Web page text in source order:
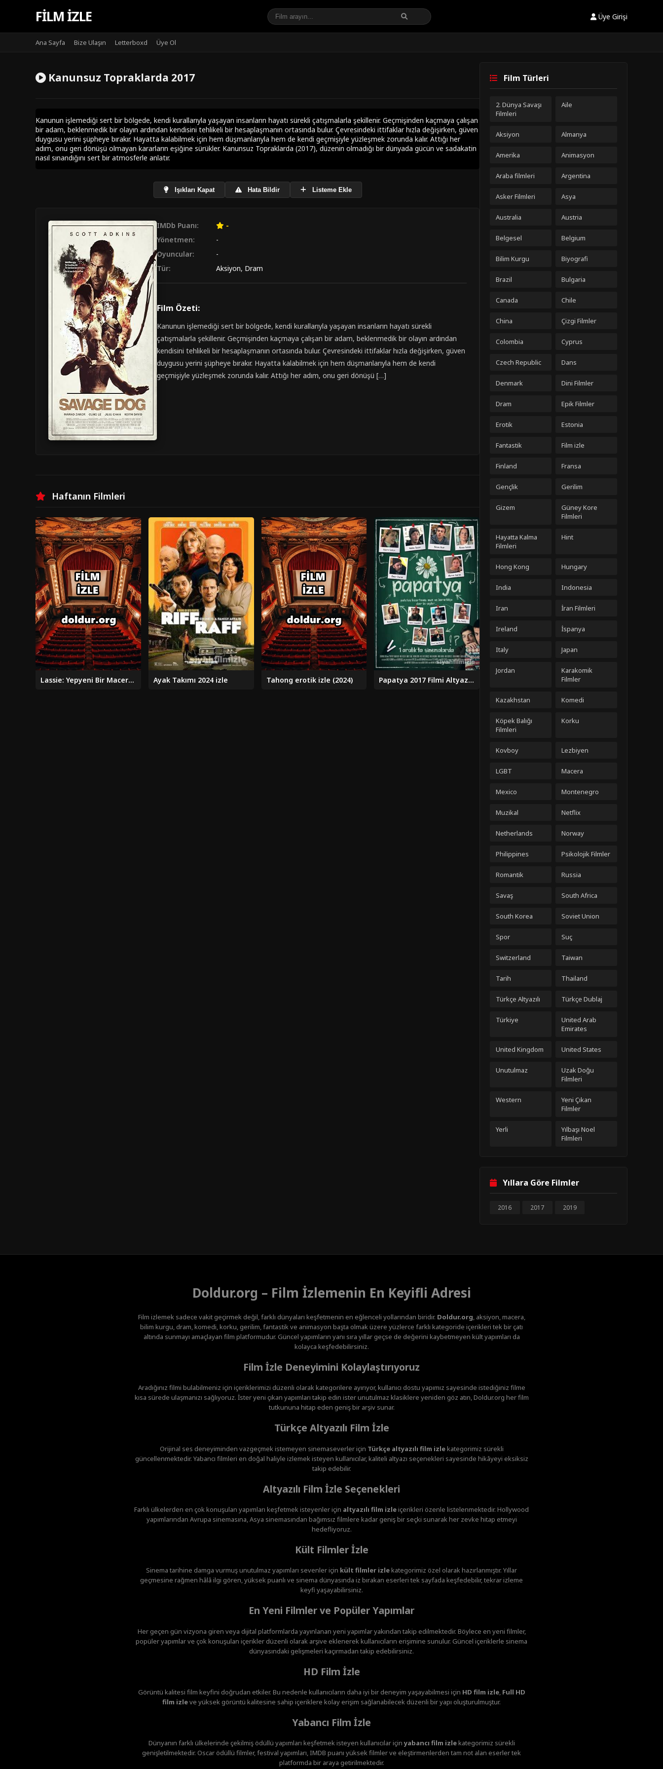
FILM IZLE Üye Girişi
Ana Sayfa Bize Ulaşın Letterboxd Üye Ol
Kanunsuz Topraklarda 2017
Kanunun işlemediği sert bir bölgede, kendi kurallarıyla yaşayan insanların hayatı sürekli çatışmalarla şekillenir. Geçmişinden kaçmaya çalışan
bir adam, beklenmedik bir olayın ardından kendisini tehlikeli bir hesaplaşmanın ortasında bulur. Çevresindeki ittifaklar hızla değişirken, güven
duygusu yerini şüpheye bırakır. Hayatta kalabilmek için hem düşmanlarıyla hem de kendi geçmişiyle yüzleşmek zorunda kalır. Attığı her
adım, onu geri dönüşü olmayan kararların eşiğine sürükler. Kanunsuz Topraklarda (2017), düzenin olmadığı bir dünyada gücün ve sadakatin
nasıl sınandığını sert bir atmosferle anlatır.
Işıkları Kapat Hata Bildir Listeme Ekle
IMDb Puanı:
-
Yönetmen:
-
Oyuncular:
-
Tür:
Aksiyon, Dram
Film Özeti:
Kanunun işlemediği sert bir bölgede, kendi kurallarıyla yaşayan insanların hayatı sürekli
çatışmalarla şekillenir. Geçmişinden kaçmaya çalışan bir adam, beklenmedik bir olayın ardından
kendisini tehlikeli bir hesaplaşmanın ortasında bulur. Çevresindeki ittifaklar hızla değişirken, güven
duygusu yerini şüpheye bırakır. Hayatta kalabilmek için hem düşmanlarıyla hem de kendi
geçmişiyle yüzleşmek zorunda kalır. Attığı her adım, onu geri dönüşü […]
Haftanın Filmleri
Lassie: Yepyeni Bir Macera 2023 izle Ayak Takımı 2024 izle Tahong erotik izle (2024) Papatya 2017 Filmi Altyazili izle
Film Türleri
2. Dünya Savaşı
Filmleri
Aile
Aksiyon Almanya
Amerika Animasyon
Araba filmleri Argentina
Asker Filmleri Asya
Australia Austria
Belgesel Belgium
Bilim Kurgu Biyografi
Brazil Bulgaria
Canada Chile
China Çizgi Filmler
Colombia Cyprus
Czech Republic Dans
Denmark Dini Filmler
Dram Epik Filmler
Erotik Estonia
Fantastik Film izle
Finland Fransa
Gençlik Gerilim
Gizem
Güney Kore
Filmleri
Hayatta Kalma
Filmleri
Hint
Hong Kong Hungary
India Indonesia
Iran İran Filmleri
Ireland İspanya
Italy Japan
Jordan
Karakomik
Filmler
Kazakhstan Komedi
Köpek Balığı
Filmleri
Korku
Kovboy Lezbiyen
LGBT Macera
Mexico Montenegro
Muzikal Netflix
Netherlands Norway
Philippines Psikolojik Filmler
Romantik Russia
Savaş South Africa
South Korea Soviet Union
Spor Suç
Switzerland Taiwan
Tarih Thailand
Türkçe Altyazılı Türkçe Dublaj
Türkiye
United Arab
Emirates
United Kingdom United States
Unutulmaz
Uzak Doğu
Filmleri
Western
Yeni Çıkan
Filmler
Yerli
Yılbaşı Noel
Filmleri
Yıllara Göre Filmler
2016 2017 2019
Doldur.org – Film İzlemenin En Keyifli Adresi
Film izlemek sadece vakit geçirmek değil, farklı dünyaları keşfetmenin en eğlenceli yollarından biridir. Doldur.org, aksiyon, macera,
bilim kurgu, dram, komedi, korku, gerilim, fantastik ve animasyon başta olmak üzere yüzlerce farklı kategoride içerikleri tek bir çatı
altında sunmayı amaçlayan film platformudur. Güncel yapımların yanı sıra yıllar geçse de değerini kaybetmeyen kült yapımları da
kolayca keşfedebilirsiniz.
Film İzle Deneyimini Kolaylaştırıyoruz
Aradığınız filmi bulabilmeniz için içeriklerimizi düzenli olarak kategorilere ayırıyor, kullanıcı dostu yapımız sayesinde istediğiniz filme
kısa sürede ulaşmanızı sağlıyoruz. İster yeni çıkan yapımları takip edin ister unutulmaz klasiklere yeniden göz atın, Doldur.org her film
tutkununa hitap eden geniş bir arşiv sunar.
Türkçe Altyazılı Film İzle
Orijinal ses deneyiminden vazgeçmek istemeyen sinemaseverler için Türkçe altyazılı film izlekategorimiz sürekli
güncellenmektedir. Yabancı filmleri en doğal haliyle izlemek isteyen kullanıcılar, kaliteli altyazı seçenekleri sayesinde hikâyeyi eksiksiz
takip edebilir.
Altyazılı Film İzle Seçenekleri
Farklı ülkelerden en çok konuşulan yapımları keşfetmek isteyenler için altyazılı film izleiçerikleri özenle listelenmektedir. Hollywood
yapımlarından Avrupa sinemasına, Asya sinemasından bağımsız filmlere kadar geniş bir seçki sunarak her zevke hitap etmeyi
hedefliyoruz.
Kült Filmler İzle
Sinema tarihine damga vurmuş unutulmaz yapımları sevenler için kült filmler izlekategorimiz özel olarak hazırlanmıştır. Yıllar
geçmesine rağmen hâlâ ilgi gören, yüksek puanlı ve sinema dünyasında iz bırakan eserleri tek sayfada keşfedebilir, tekrar izleme
keyfi yaşayabilirsiniz.
En Yeni Filmler ve Popüler Yapımlar
Her geçen gün vizyona giren veya dijital platformlarda yayınlanan yeni yapımlar yakından takip edilmektedir. Böylece en yeni filmler,
popüler yapımlar ve çok konuşulan içerikler düzenli olarak arşive eklenerek kullanıcıların erişimine sunulur. Güncel içeriklerle sinema
dünyasındaki gelişmeleri kaçırmadan takip edebilirsiniz.
HD Film İzle
Görüntü kalitesi film keyfini doğrudan etkiler. Bu nedenle kullanıcıların daha iyi bir deneyim yaşayabilmesi için HD film izle, Full HD
film izleve yüksek görüntü kalitesine sahip içeriklere kolay erişim sağlanabilecek düzenli bir yapı oluşturulmuştur.
Yabancı Film İzle
Dünyanın farklı ülkelerinde çekilmiş ödüllü yapımları keşfetmek isteyen kullanıcılar içinyabancı film izlekategorimiz sürekli
genişletilmektedir. Oscar ödüllü filmler, festival yapımları, IMDB puanı yüksek filmler ve eleştirmenlerden tam not alan eserler tek
platformda bir araya getirilmektedir.